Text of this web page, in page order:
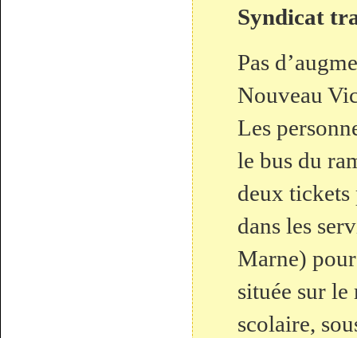
Syndicat
Pas
Nouveau
Les
le bus du
deux
dans les
Marne)
située sur le
scolaire,